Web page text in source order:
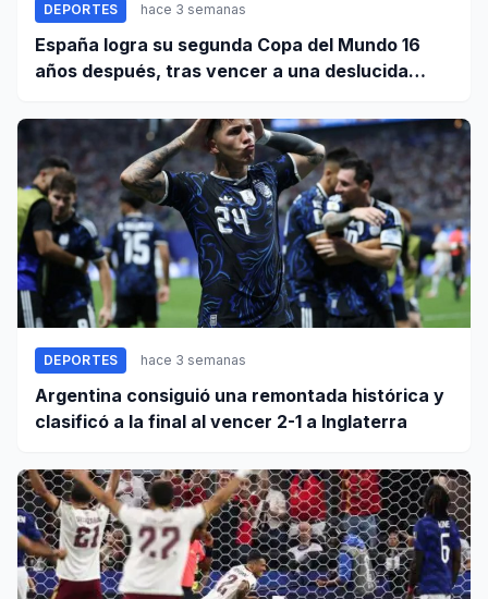
DEPORTES hace 3 semanas
España logra su segunda Copa del Mundo 16
años después, tras vencer a una deslucida
DEPORTES hace 3 semanas
Argentina consiguió una remontada histórica y
clasificó a la final al vencer 2-1 a Inglaterra